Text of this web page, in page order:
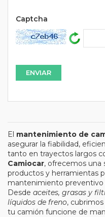
Captcha
El mantenimiento de
asegurar la fiabilidad,
tanto en trayectos largos
Camiocar, ofrecemos una
productos y herramientas
mantenimiento
Desde aceites, grasas y
líquidos de freno,
tu camión funcione de